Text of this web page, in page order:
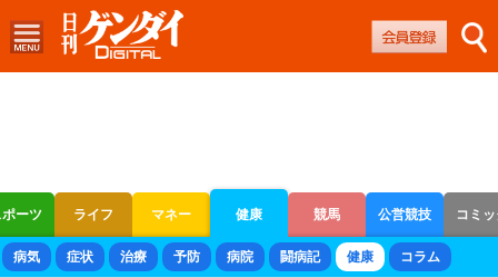
ーツ ライフ マネー 健康 競馬 公営競技 コミ
ボートレース 競輪 オートレース
病気 症状 治療 予防 病院 闘病記 健康 コラム